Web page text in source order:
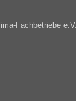
Fachbetriebe e.V.